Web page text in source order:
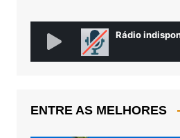
ENTRE AS MELHORES